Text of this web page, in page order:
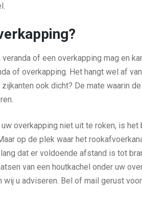
of een overkapping mag en
of overkapping. Het hangt wel af
ook dicht? De mate waarin
overkapping niet uit te roken, is
op de plek waar het
dat er voldoende afstand is tot
van een houtkachel onder uw
u adviseren. Bel of mail gerust